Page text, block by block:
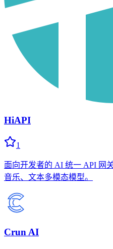
HiAPI
1
面向开发者的 AI 统一 API 网
音乐、文本多模态模型。
Crun AI